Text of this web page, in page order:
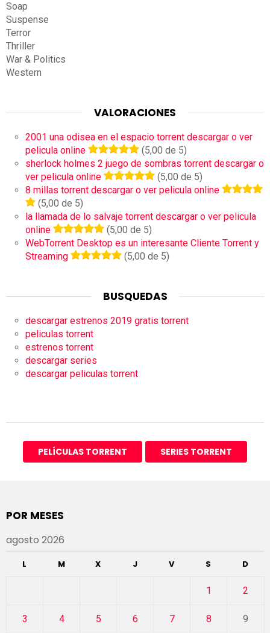
Soap
Suspense
Terror
Thriller
War & Politics
Western
VALORACIONES
2001 una odisea en el espacio torrent descargar o ver
pelicula online
(5,00 de 5)
sherlock holmes 2 juego de sombras torrent descargar o
ver pelicula online
(5,00 de 5)
8 millas torrent descargar o ver pelicula online
(5,00 de 5)
la llamada de lo salvaje torrent descargar o ver pelicula
online
(5,00 de 5)
WebTorrent Desktop es un interesante Cliente Torrent y
Streaming
(5,00 de 5)
BUSQUEDAS
descargar estrenos 2019 gratis torrent
peliculas torrent
estrenos torrent
descargar series
descargar peliculas torrent
PELÍCULAS TORRENT SERIES TORRENT
POR MESES
agosto 2026
L M X J V S D
1 2
3 4 5 6 7 8 9